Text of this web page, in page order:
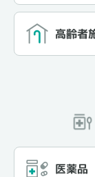
高齢者
医薬品